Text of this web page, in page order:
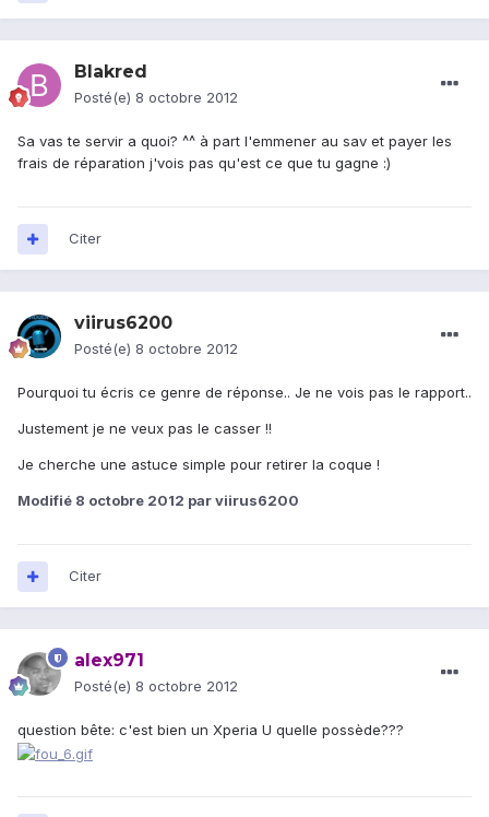
Blakred
Posté(e) 8 octobre 2012
Sa vas te servir a quoi? ^^ à part l'emmener au sav et payer les
frais de réparation j'vois pas qu'est ce que tu gagne :)
Citer
viirus6200
Posté(e) 8 octobre 2012
Pourquoi tu écris ce genre de réponse.. Je ne vois pas le rapport..
Justement je ne veux pas le casser !!
Je cherche une astuce simple pour retirer la coque !
Modifié 8 octobre 2012 par viirus6200
Citer
alex971
Posté(e) 8 octobre 2012
question bête: c'est bien un Xperia U quelle possède???